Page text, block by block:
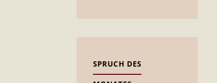
SPRUCH DES